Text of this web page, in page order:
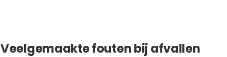
Veelgemaakte fouten bij afvallen